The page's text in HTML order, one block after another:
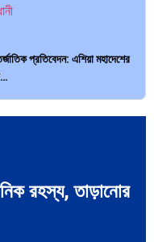
প্রতিবেদন: এশিয়া মহাদেশের
রাষ্ট্রপতি নির্বাচন ২০২৬:
রহস্য, তাড়ানোর